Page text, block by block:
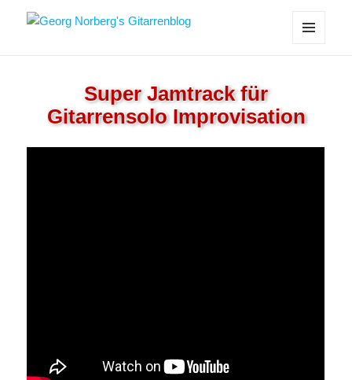
Super Jamtrack für
Gitarrensolo Improvisation